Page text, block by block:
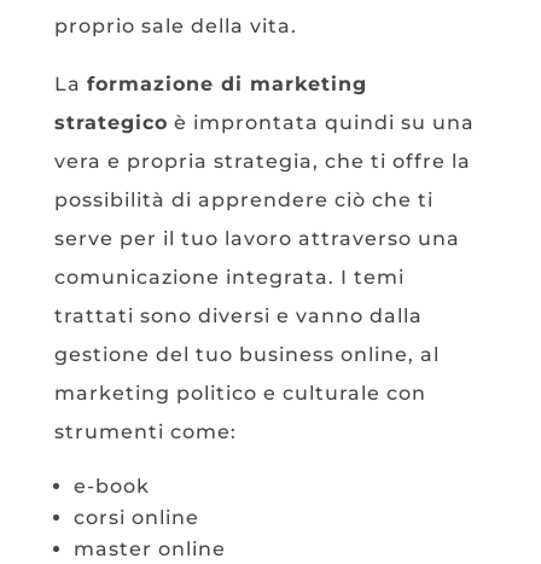
proprio sale della vita.
La formazione di marketing
strategico è improntata quindi su una
vera e propria strategia, che ti offre la
possibilità di apprendere ciò che ti
serve per il tuo lavoro attraverso una
comunicazione integrata. I temi
trattati sono diversi e vanno dalla
gestione del tuo business online, al
marketing politico e culturale con
strumenti come:
e-book
corsi online
master online